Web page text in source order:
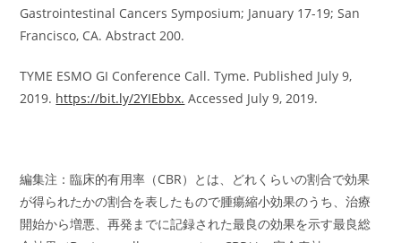
Gastrointestinal Cancers Symposium; January 17-19; San
Francisco, CA. Abstract 200.
TYME ESMO GI Conference Call. Tyme. Published July 9,
2019. https://bit.ly/2YIEbbx. Accessed July 9, 2019.
編集注：臨床的有用率（CBR）とは、どれくらいの割合で効果
が得られたかの割合を表したもので腫瘍縮小効果のうち、治療
開始から増悪、再発までに記録された最良の効果を示す最良総